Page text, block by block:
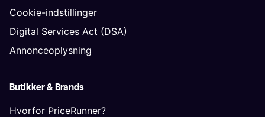
Cookie-indstillinger
Digital Services Act (DSA)
Annonceoplysning
Butikker & Brands
Hvorfor PriceRunner?